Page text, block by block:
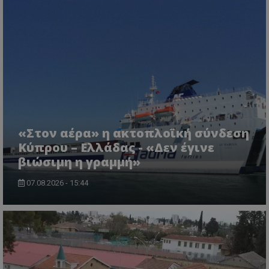
«Στον αέρα» η ακτοπλοϊκή σύνδεση
Κύπρου – Ελλάδας - «Δεν έγινε
βιώσιμη η γραμμή»
07.08.2026 - 15:44
Microsoft Corporation
VISITOR_PRIVACY_METADATA
YouTube
.youtube.com